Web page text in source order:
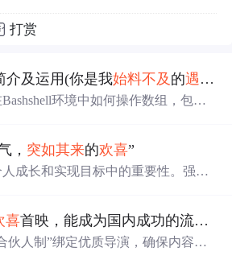
打赏
介及运用(你是我始料不及 的遇见
环境中如何操作数组，包括
例代码展示了各种操作的实现方
， 突如其来的欢喜”
成长和实现目标中的重要性。强调
了自律如何塑造更高的人生高度。
喜首映，能成为国内成功的流媒体平台吗？
伙人制”绑定优质导演，确保内容质